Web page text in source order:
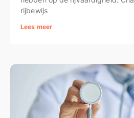
rijbewijs
Lees meer